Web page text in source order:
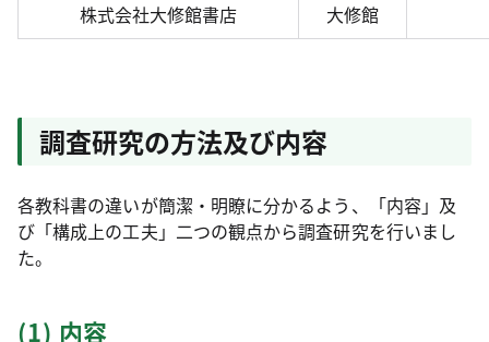
株式会社大修館書店
大修館
調査研究の方法及び内容
各教科書の違いが簡潔・明瞭に分かるよう、「内容」及
び「構成上の工夫」二つの観点から調査研究を行いまし
た。
(1) 内容